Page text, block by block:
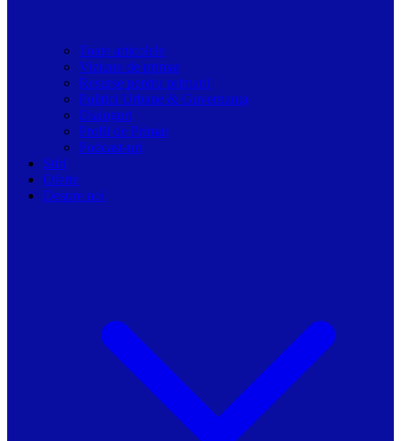
Toate articolele
Viziune de primar
Resurse pentru primarii
Politici Urbane & Guvernanta
Dialoguri
Profil de Primar
Podcast-uri
Stiri
Oferte
Despre noi